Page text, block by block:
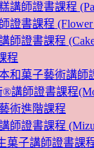
講師證書課程
證書課程 (Flower
師證書課程 (Cake
程
和菓子藝術講師
講師證書課程
術進階課程
師證書課程
子講師證書課程